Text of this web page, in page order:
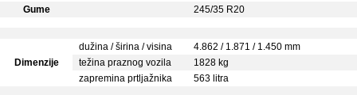
Gume
245/35 R20
Dimenzije
dužina / širina / visina
4.862 / 1.871 / 1.450 mm
težina praznog vozila
1828 kg
zapremina prtljažnika
563 litra